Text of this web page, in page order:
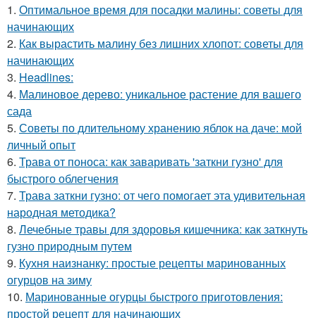
1. Оптимальное время для посадки малины: советы для
начинающих
2. Как вырастить малину без лишних хлопот: советы для
начинающих
3. Headlines:
4. Малиновое дерево: уникальное растение для вашего
сада
5. Советы по длительному хранению яблок на даче: мой
личный опыт
6. Трава от поноса: как заваривать 'заткни гузно' для
быстрого облегчения
7. Трава заткни гузно: от чего помогает эта удивительная
народная методика?
8. Лечебные травы для здоровья кишечника: как заткнуть
гузно природным путем
9. Кухня наизнанку: простые рецепты маринованных
огурцов на зиму
10. Маринованные огурцы быстрого приготовления:
простой рецепт для начинающих